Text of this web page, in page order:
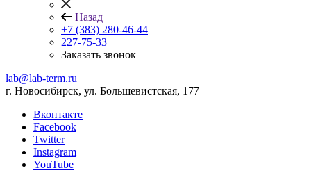
Назад
+7 (383) 280-46-44
227-75-33
Заказать звонок
lab@lab-term.ru
г. Новосибирск, ул. Большевистская, 177
Вконтакте
Facebook
Twitter
Instagram
YouTube